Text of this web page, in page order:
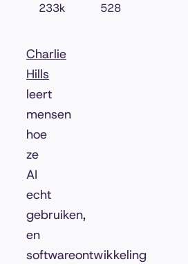
233k 528
Charlie
Hills
leert
mensen
hoe
ze
AI
echt
gebruiken,
en
softwareontwikkeling